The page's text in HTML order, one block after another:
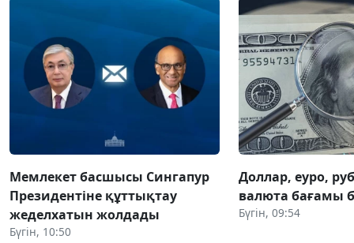
Мемлекет басшысы Сингапур
Президентіне құттықтау
жеделхатын жолдады
Бүгін, 10:50
Доллар, еуро,
валюта бағамы
Бүгін, 09:54